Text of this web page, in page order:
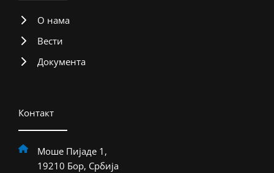
О нама
Вести
Документа
Контакт
Моше Пијаде 1,
19210 Бор, Србија